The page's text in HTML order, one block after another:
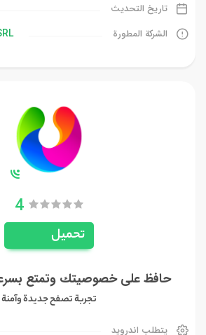
تاريخ التحديث
الشركة المطورة
4
تحميل
حافظ على خصوصيتك وتمتع
تجربة تصفح جديدة وآمنة
يتطلب اندرويد